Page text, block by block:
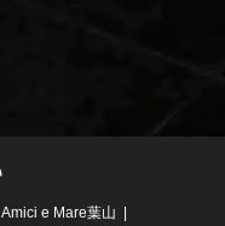
Amici e Mare葉山